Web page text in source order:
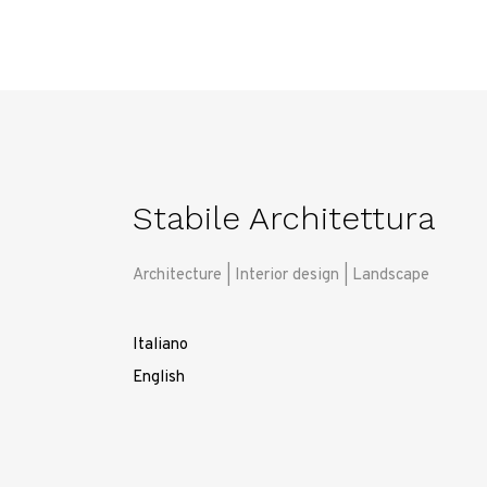
Stabile Architettura
Architecture | Interior design | Landscape
Italiano
English